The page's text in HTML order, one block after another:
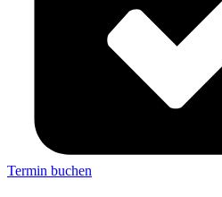
Termin buchen